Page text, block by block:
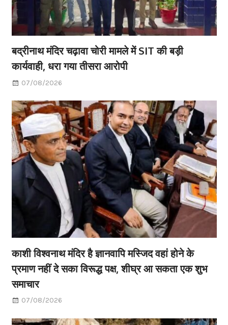
बद्रीनाथ मंदिर चढ़ावा चोरी मामले में SIT की बड़ी
कार्यवाही, धरा गया तीसरा आरोपी
07/08/2026
काशी विश्वनाथ मंदिर है ज्ञानवापि मस्जिद वहां होने के
प्रमाण नहीं दे सका विरूद्ध पक्ष, शीघ्र आ सकता एक शुभ
समाचार
07/08/2026